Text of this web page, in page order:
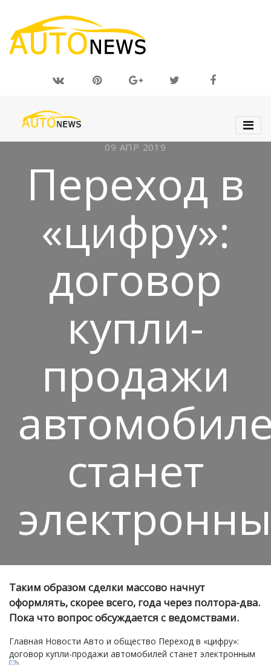
09 АПР 2019
Переход в
«цифру»:
договор
купли-
продажи
станет
Таким образом сделки массово начнут
оформлять, скорее всего, года через полтора-два.
Пока что вопрос обсуждается с ведомствами.
Главная Новости Авто и общество Переход в «цифру»:
договор купли-продажи автомобилей станет электронным